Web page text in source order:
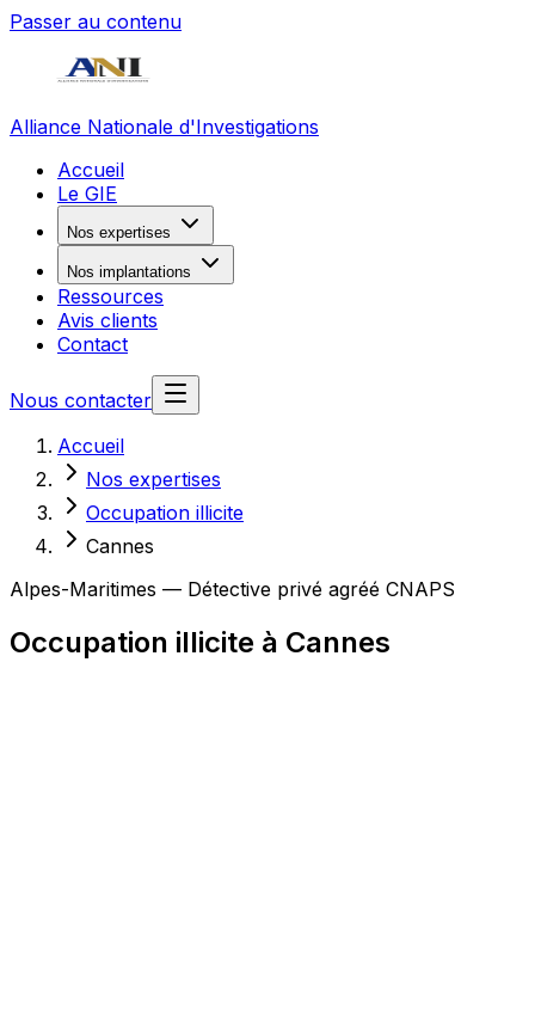
Passer au contenu
Alliance Nationale d'Investigations
Accueil
Le GIE
Nos expertises
Nos implantations
Ressources
Avis clients
Contact
Nous contacter
Accueil
Nos expertises
Occupation illicite
Cannes
Alpes-Maritimes — Détective privé agréé CNAPS
Occupation illicite à Cannes